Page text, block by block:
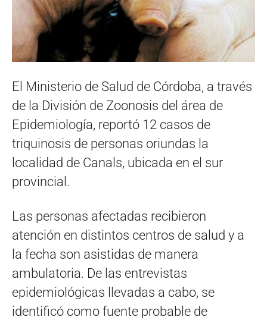
El Ministerio de Salud de Córdoba, a través
de la División de Zoonosis del área de
Epidemiología, reportó 12 casos de
triquinosis de personas oriundas la
localidad de Canals, ubicada en el sur
provincial.
Las personas afectadas recibieron
atención en distintos centros de salud y a
la fecha son asistidas de manera
ambulatoria. De las entrevistas
epidemiológicas llevadas a cabo, se
identificó como fuente probable de